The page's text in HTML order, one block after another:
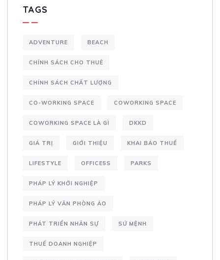
TAGS
ADVENTURE BEACH
CHÍNH SÁCH CHO THUÊ
CHÍNH SÁCH CHẤT LƯỢNG
CO-WORKING SPACE COWORKING SPACE
COWORKING SPACE LÀ GÌ DKKD
GIÁ TRỊ GIỚI THIỆU KHAI BÁO THUẾ
LIFESTYLE OFFICE5S PARKS
PHÁP LÝ KHỞI NGHIỆP
PHÁP LÝ VĂN PHÒNG ẢO
PHÁT TRIỂN NHÂN SỰ SỨ MỆNH
THUẾ DOANH NGHIỆP